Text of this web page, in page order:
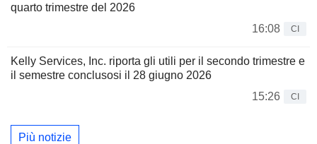
quarto trimestre del 2026
16:08
CI
Kelly Services, Inc. riporta gli utili per il secondo trimestre e
il semestre conclusosi il 28 giugno 2026
15:26
CI
Più notizie